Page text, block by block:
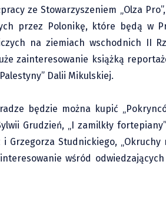
ze Stowarzyszeniem „Olza
przez Polonikę, które będą w
na ziemiach wschodnich II
zainteresowanie książką
Dalii Mikulskiej.
będzie można kupić
Grudzień, „I zamilkły
Studnickiego,
wśród